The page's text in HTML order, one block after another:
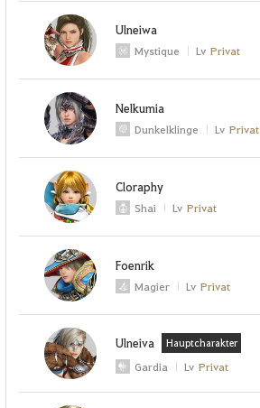
Ulneiwa
Mystique Lv Privat
Nelkumia
Dunkelklinge Lv Privat
Cloraphy
Shai Lv Privat
Foenrik
Magier Lv Privat
Ulneiva Hauptcharakter
Gardia Lv Privat